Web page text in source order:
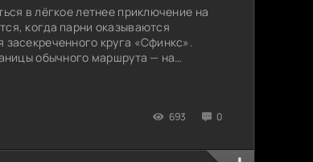
в лёгкое летнее приключение на
когда парни оказываются
круга «Сфинкс».
обычного маршрута — на
что прячет этот остров и кто
693 0